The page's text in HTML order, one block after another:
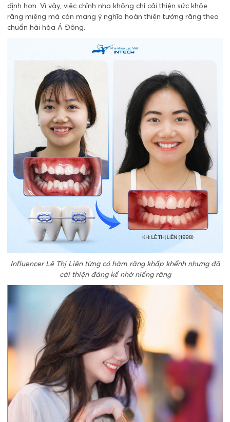
định hơn. Vì vậy, việc chỉnh nha không chỉ cải thiện sức khỏe
răng miệng mà còn mang ý nghĩa hoàn thiện tướng răng theo
chuẩn hài hòa Á Đông.
Influencer Lê Thị Liên từng có hàm răng khấp khểnh nhưng đã
cải thiện đáng kể nhờ niềng răng